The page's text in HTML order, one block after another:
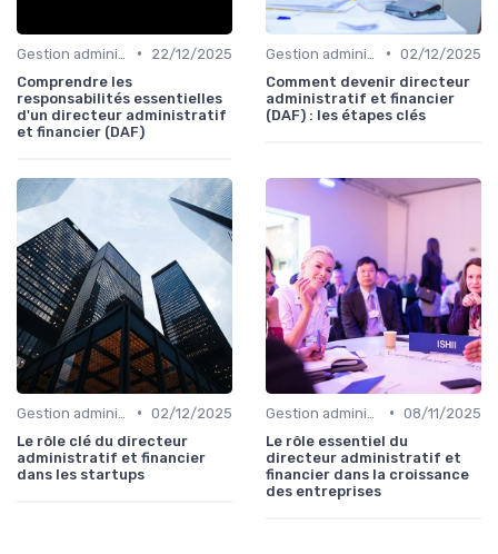
•
22/12/2025
Comprendre les
responsabilités essentielles
d'un directeur administratif
et financier (DAF)
• 02/12/2025
Comment devenir directeur
administratif et financier
(DAF) : les étapes clés
• 02/12/2025
Le rôle clé du directeur
administratif et financier
dans les startups
• 08/11/2025
Le rôle essentiel du
directeur administratif et
financier dans la croissance
des entreprises